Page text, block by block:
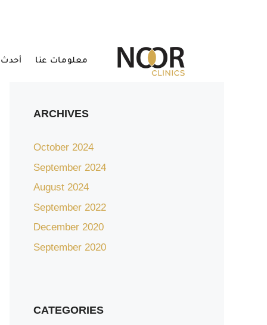
أحدث معلومات عنا
ARCHIVES
October 2024
September 2024
August 2024
September 2022
December 2020
September 2020
CATEGORIES